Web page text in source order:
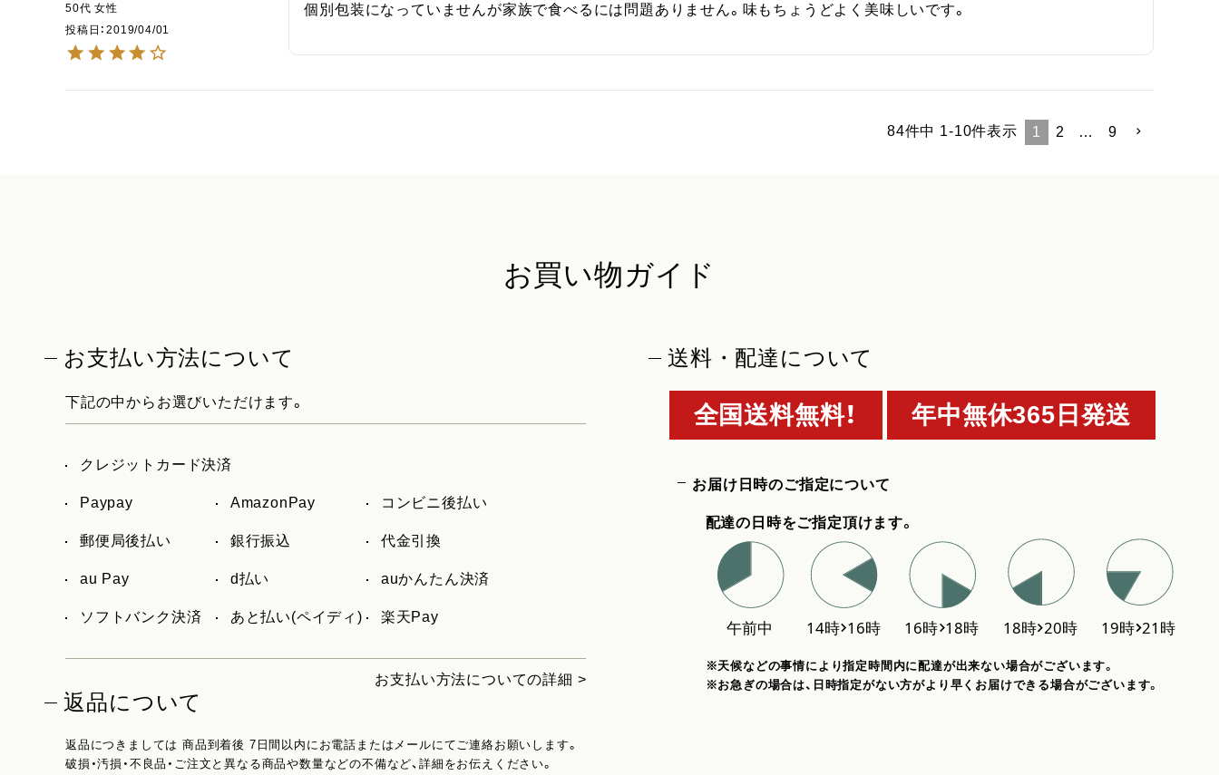
50代 女性
投稿日
2019/04/01
個別包装になっていませんが家族で食べるには問題ありません。味もちょうどよく美味しいです。
84件中 1-10件表示 1 2 … 9
お買い物ガイド
お支払い方法について
下記の中からお選びいただけます。
クレジットカード決済
Paypay AmazonPay コンビニ後払い
郵便局後払い 銀行振込 代金引換
au Pay d払い auかんたん決済
ソフトバンク決済 あと払い(ペイディ) 楽天Pay
お支払い方法についての詳細 >
返品について
返品につきましては 商品到着後 7日間以内にお電話またはメールにてご連絡お願いします。
破損・汚損・不良品・ご注文と異なる商品や数量などの不備など、詳細をお伝えください。
送料・配達について
全国送料無料！ 年中無休365日発送
お届け日時のご指定について
配達の日時をご指定頂けます。
※天候などの事情により指定時間内に配達が出来ない場合がございます。
※お急ぎの場合は、日時指定がない方がより早くお届けできる場合がございます。